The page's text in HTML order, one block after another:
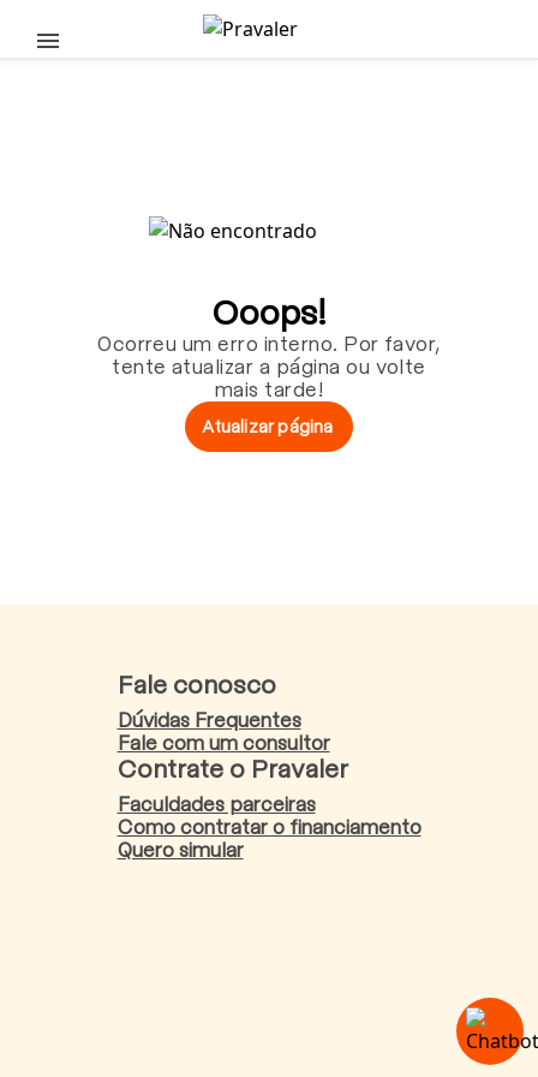
Pular para o conteúdo principal
Ooops!
Ocorreu um erro interno. Por favor,
tente atualizar a página ou volte
mais tarde!
Atualizar página
Fale conosco
Dúvidas Frequentes
Fale com um consultor
Contrate o Pravaler
Faculdades parceiras
Como contratar o financiamento
Quero simular